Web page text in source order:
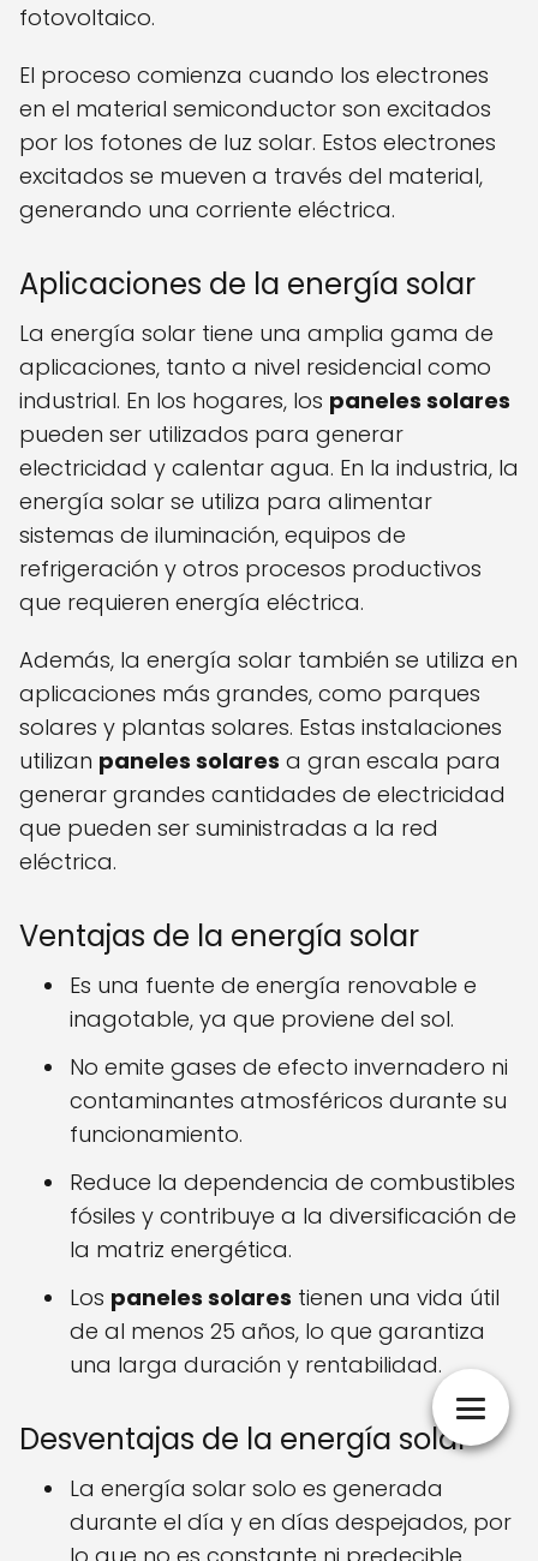
fotovoltaico.
El proceso comienza cuando los electrones
en el material semiconductor son excitados
por los fotones de luz solar. Estos electrones
excitados se mueven a través del material,
generando una corriente eléctrica.
Aplicaciones de la energía solar
La energía solar tiene una amplia gama de
aplicaciones, tanto a nivel residencial como
industrial. En los hogares, los paneles solares
pueden ser utilizados para generar
electricidad y calentar agua. En la industria, la
energía solar se utiliza para alimentar
sistemas de iluminación, equipos de
refrigeración y otros procesos productivos
que requieren energía eléctrica.
Además, la energía solar también se utiliza en
aplicaciones más grandes, como parques
solares y plantas solares. Estas instalaciones
utilizan paneles solares a gran escala para
generar grandes cantidades de electricidad
que pueden ser suministradas a la red
eléctrica.
Ventajas de la energía solar
Es una fuente de energía renovable e
inagotable, ya que proviene del sol.
No emite gases de efecto invernadero ni
contaminantes atmosféricos durante su
funcionamiento.
Reduce la dependencia de combustibles
fósiles y contribuye a la diversificación de
la matriz energética.
Los paneles solares tienen una vida útil
de al menos 25 años, lo que garantiza
una larga duración y rentabilidad.
Desventajas de la energía solar
La energía solar solo es generada
durante el día y en días despejados, por